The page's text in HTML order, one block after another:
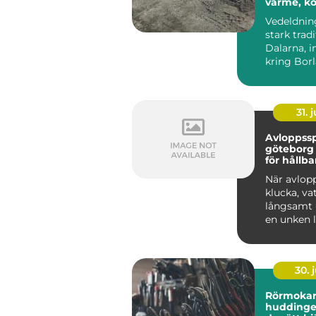
stark
Dalarna,
kring
både för
31.
göteborg en guide
för
När
klucka,
långsamt
en unken
30.
huddinge så väljer